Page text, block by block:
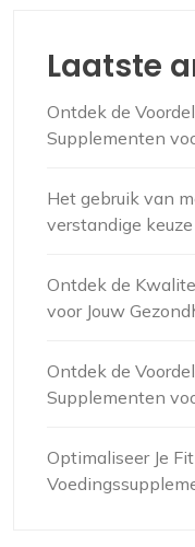
Laatste
Ontdek de
Supplementen
Het gebruik van
verstandige
Ontdek de
voor Jouw
Ontdek de
Supplementen
Optimaliseer Je